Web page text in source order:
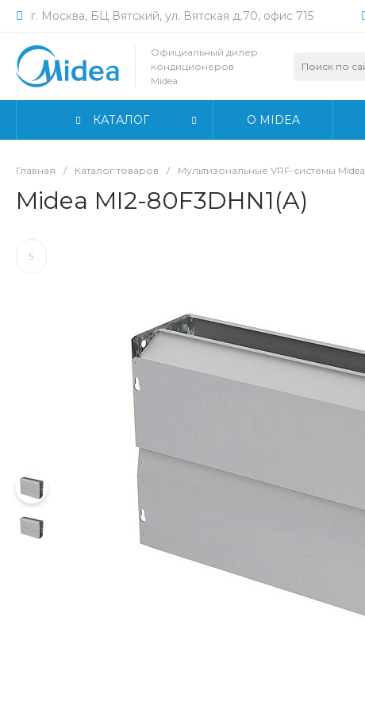
г. Москва, БЦ Вятский, ул. Вятская д.70, офис 715
Официальный дилер
кондиционеров
Midea
КАТАЛОГ О MIDEA
Главная / Каталог товаров / Мультизональные VRF-системы Midea
Midea MI2-80F3DHN1(A)